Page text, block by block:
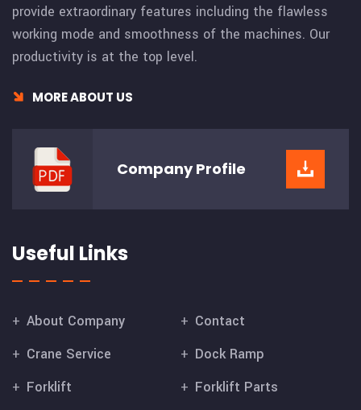
provide extraordinary features including the flawless
working mode and smoothness of the machines. Our
productivity is at the top level.
MORE ABOUT US
CompanyProfile
Useful Links
About Company
Contact
Crane Service
Dock Ramp
Forklift
Forklift Parts